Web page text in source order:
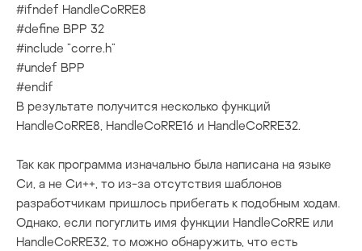
#ifndef HandleCoRRE8
#define BPP 32
#include ”corre.h”
#undef BPP
#endif
В результате получится несколько функций
HandleCoRRE8, HandleCoRRE16 и HandleCoRRE32.
Так как программа изначально была написана на языке
Си, а не Си++, то из-за отсутствия шаблонов
разработчикам пришлось прибегать к подобным ходам.
Однако, если погуглить имя функции HandleCoRRE или
HandleCoRRE32, то можно обнаружить, что есть